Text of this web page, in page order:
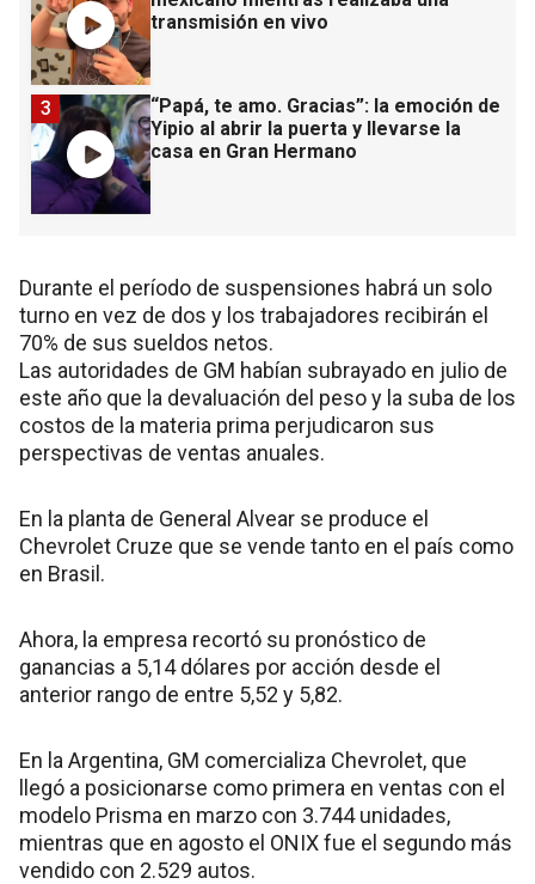
transmisión en vivo
“Papá, te amo. Gracias”: la emoción de
Yipio al abrir la puerta y llevarse la
casa en Gran Hermano
3
Durante el período de suspensiones habrá un solo
turno en vez de dos y los trabajadores recibirán el
70% de sus sueldos netos.
Las autoridades de GM habían subrayado en julio de
este año que la devaluación del peso y la suba de los
costos de la materia prima perjudicaron sus
perspectivas de ventas anuales.
En la planta de General Alvear se produce el
Chevrolet Cruze que se vende tanto en el país como
en Brasil.
Ahora, la empresa recortó su pronóstico de
ganancias a 5,14 dólares por acción desde el
anterior rango de entre 5,52 y 5,82.
En la Argentina, GM comercializa Chevrolet, que
llegó a posicionarse como primera en ventas con el
modelo Prisma en marzo con 3.744 unidades,
mientras que en agosto el ONIX fue el segundo más
vendido con 2.529 autos.